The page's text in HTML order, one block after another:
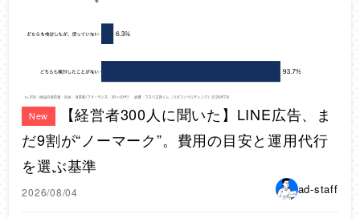
New
【経営者300人に聞いた】LINE広告、ま
だ9割が“ノーマーク”。費用の目安と運用代行
を選ぶ基準
2026/08/04 ad-staff